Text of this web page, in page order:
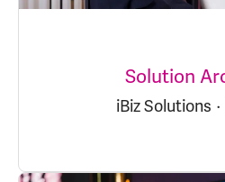
Solution
iBiz Solutions ·